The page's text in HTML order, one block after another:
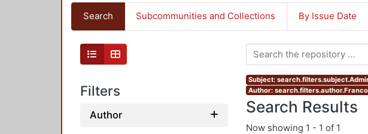
Search Subcommunities and Collections By Issue Date
Filters
Author
Subject:
Author:
Search Results
Now showing 1 - 1 of 1